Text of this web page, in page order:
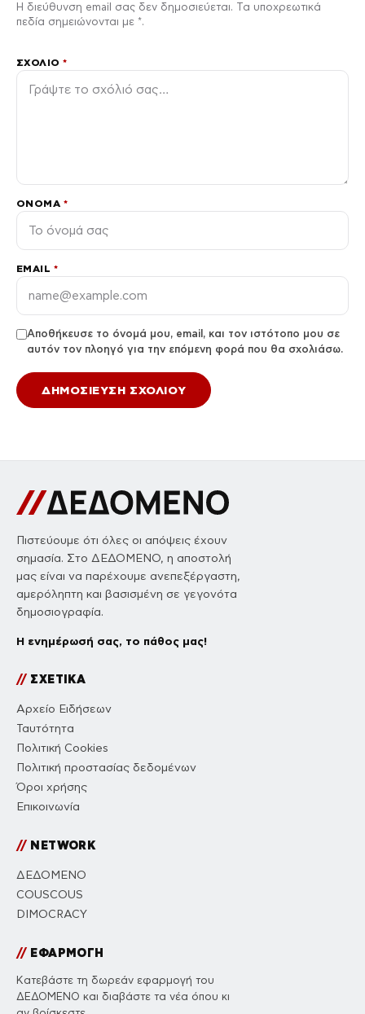
Η διεύθυνση email σας δεν δημοσιεύεται. Τα υποχρεωτικά
πεδία σημειώνονται με *.
ΣΧΌΛΙΟ*
ΌΝΟΜΑ *
EMAIL *
Αποθήκευσε το όνομά μου, email, και τον ιστότοπο μου σε
αυτόν τον πλοηγό για την επόμενη φορά που θα σχολιάσω.
Πιστεύουμε ότι όλες οι απόψεις έχουν
σημασία. Στο ΔΕΔΟΜΕΝΟ, η αποστολή
μας είναι να παρέχουμε ανεπεξέργαστη,
αμερόληπτη και βασισμένη σε γεγονότα
δημοσιογραφία.
Η ενημέρωσή σας, το πάθος μας!
//ΣΧΕΤΙΚΑ
Αρχείο Ειδήσεων
Ταυτότητα
Πολιτική Cookies
Πολιτική προστασίας δεδομένων
Όροι χρήσης
Επικοινωνία
//NETWORK
ΔΕΔΟΜΕΝΟ
COUSCOUS
DIMOCRACY
//ΕΦΑΡΜΟΓΗ
Κατεβάστε τη δωρεάν εφαρμογή του
ΔΕΔΟΜΕΝΟ και διαβάστε τα νέα όπου κι